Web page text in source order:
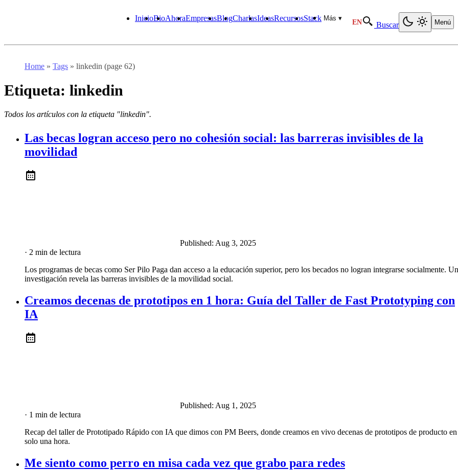
EN Buscar Menú
InicioBioAhoraEmpresasBlogCharlasIdeasRecursosStack Más ▾
Home » Tags » linkedin (page 62)
Etiqueta: linkedin
Todos los artículos con la etiqueta "linkedin".
Las becas logran acceso pero no cohesión social: las barreras invisibles de la
movilidad
Published: Aug 3, 2025
· 2 min de lectura
Los programas de becas como Ser Pilo Paga dan acceso a la educación superior, pero los becados no logran integrarse socialmente.
investigación revela las barreras invisibles de la movilidad social.
Creamos decenas de prototipos en 1 hora: Guía del Taller de Fast Prototyping con
IA
Published: Aug 1, 2025
· 1 min de lectura
Recap del taller de Prototipado Rápido con IA que dimos con PM Beers, donde creamos en vivo decenas de prototipos de producto en
solo una hora.
Me siento como perro en misa cada vez que grabo para redes